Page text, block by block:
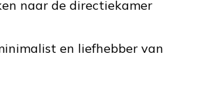
naar de directiekamer
en liefhebber van